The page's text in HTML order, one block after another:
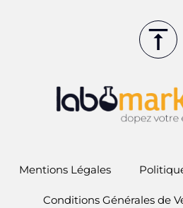
Mentions Légales
Conditions Générales de